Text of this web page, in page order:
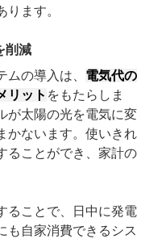
ます。
削減
の導入は、 電気代の
リット をもたらしま
が太陽の光を電気に変
かないます。使いきれ
ることができ、家計の
ることで、日中に発電
も自家消費できるシス